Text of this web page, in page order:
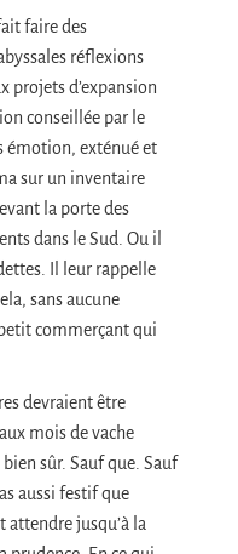
faire des
réflexions
projets d’expansion
conseillée par le
émotion, exténué et
sur un inventaire
la porte des
dans le Sud. Ou il
Il leur rappelle
sans aucune
commerçant qui
devraient être
mois de vache
sûr. Sauf que. Sauf
aussi festif que
attendre jusqu’à la